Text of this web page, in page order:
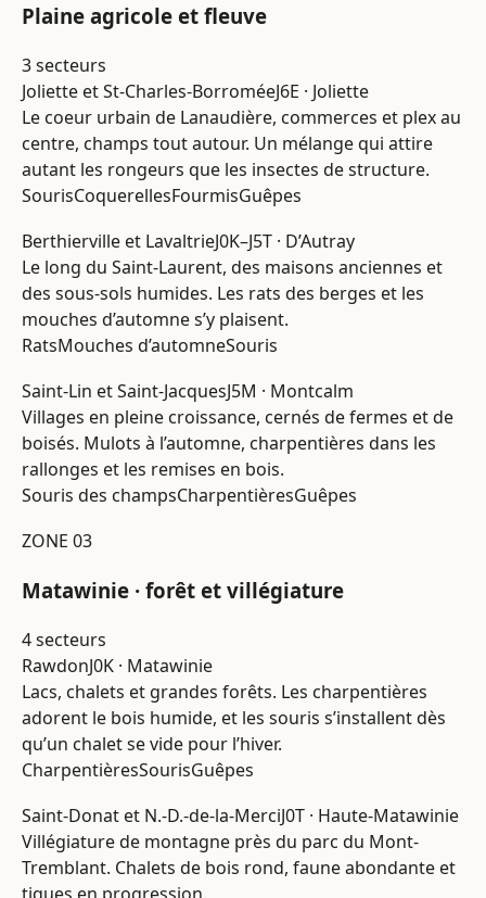
Plaine agricole et fleuve
3 secteurs
Joliette et St-Charles-BorroméeJ6E · Joliette
Le coeur urbain de Lanaudière, commerces et plex au
centre, champs tout autour. Un mélange qui attire
autant les rongeurs que les insectes de structure.
SourisCoquerellesFourmisGuêpes
Berthierville et LavaltrieJ0K–J5T · D’Autray
Le long du Saint-Laurent, des maisons anciennes et
des sous-sols humides. Les rats des berges et les
mouches d’automne s’y plaisent.
RatsMouches d’automneSouris
Saint-Lin et Saint-JacquesJ5M · Montcalm
Villages en pleine croissance, cernés de fermes et de
boisés. Mulots à l’automne, charpentières dans les
rallonges et les remises en bois.
Souris des champsCharpentièresGuêpes
ZONE 03
Matawinie · forêt et villégiature
4 secteurs
RawdonJ0K · Matawinie
Lacs, chalets et grandes forêts. Les charpentières
adorent le bois humide, et les souris s’installent dès
qu’un chalet se vide pour l’hiver.
CharpentièresSourisGuêpes
Saint-Donat et N.-D.-de-la-MerciJ0T · Haute-Matawinie
Villégiature de montagne près du parc du Mont-
Tremblant. Chalets de bois rond, faune abondante et
tiques en progression.